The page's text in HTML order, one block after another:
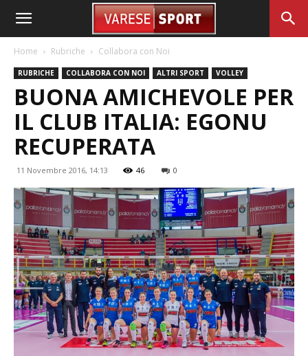
Home Rubriche Collabora con Noi
RUBRICHE COLLABORA CON NOI ALTRI SPORT VOLLEY
BUONA AMICHEVOLE PER
IL CLUB ITALIA: EGONU
RECUPERATA
11 Novembre 2016, 14:13 46 0